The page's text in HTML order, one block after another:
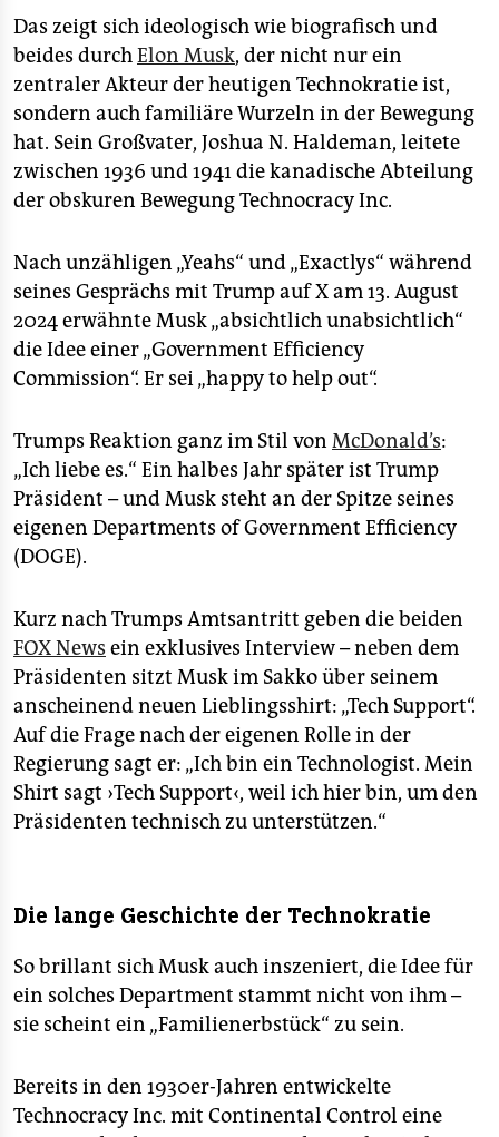
Das zeigt sich ideologisch wie biografisch und
beides durchElon Musk, der nicht nur ein
zentraler Akteur der heutigen Technokratie ist,
sondern auch familiäre Wurzeln in der Bewegung
hat. Sein Großvater, Joshua N. Haldeman, leitete
zwischen 1936 und 1941 die kanadische Abteilung
der obskuren Bewegung Technocracy Inc.
Nach unzähligen „Yeahs“ und „Exactlys“ während
seines Gesprächs mit Trump auf X am 13. August
2024 erwähnte Musk „absichtlich unabsichtlich“
die Idee einer „Government Efficiency
Commission“. Er sei „happy to help out“.
Trumps Reaktion ganz im Stil von McDonald’s:
„Ich liebe es.“ Ein halbes Jahr später ist Trump
Präsident – und Musk steht an der Spitze seines
eigenen Departments of Government Efficiency
(DOGE).
Kurz nach Trumps Amtsantritt geben die beiden
FOX News ein exklusives Interview – neben dem
Präsidenten sitzt Musk im Sakko über seinem
anscheinend neuen Lieblingsshirt: „Tech Support“.
Auf die Frage nach der eigenen Rolle in der
Regierung sagt er: „Ich bin ein Technologist. Mein
Shirt sagt ›Tech Support‹, weil ich hier bin, um den
Präsidenten technisch zu unterstützen.“
Die lange Geschichte der Technokratie
So brillant sich Musk auch inszeniert, die Idee für
ein solches Department stammt nicht von ihm –
sie scheint ein „Familienerbstück“ zu sein.
Bereits in den 1930er-Jahren entwickelte
Technocracy Inc. mit Continental Control eine